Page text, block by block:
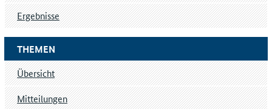
THEMEN
Übersicht
Mitteilungen
Ergebnisse